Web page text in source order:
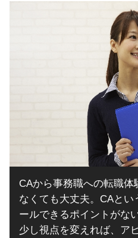
CAから事務職への転職
なくても大丈夫。CAと
ールできるポイントがな
少し視点を変えれば、ア